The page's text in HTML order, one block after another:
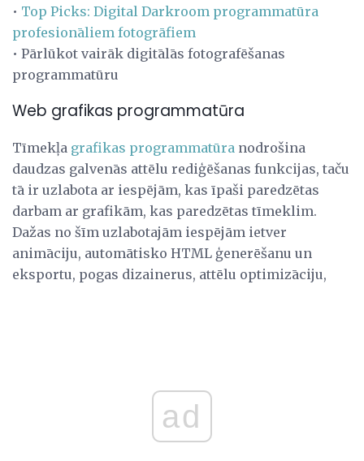
• Top Picks: Digital Darkroom programmatūra
profesionāliem fotogrāfiem
• Pārlūkot vairāk digitālās fotografēšanas
programmatūru
Web grafikas programmatūra
Tīmekļa grafikas programmatūra nodrošina
daudzas galvenās attēlu rediģēšanas funkcijas, taču
tā ir uzlabota ar iespējām, kas īpaši paredzētas
darbam ar grafikām, kas paredzētas tīmeklim.
Dažas no šīm uzlabotajām iespējām ietver
animāciju, automātisko HTML ģenerēšanu un
eksportu, pogas dizainerus, attēlu optimizāciju,
ad